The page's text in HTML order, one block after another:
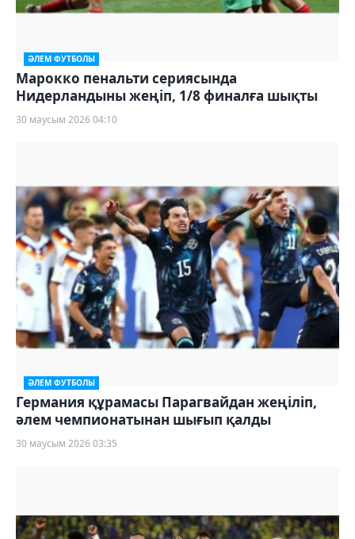
ӘЛЕМ ФУТБОЛЫ
Марокко пенальти сериясында
Нидерландыны жеңіп, 1/8 финалға шықты
30 маусым 2026 04:10
ӘЛЕМ ФУТБОЛЫ
Германия құрамасы Парагвайдан жеңіліп,
әлем чемпионатынан шығып қалды
30 маусым 2026 03:35